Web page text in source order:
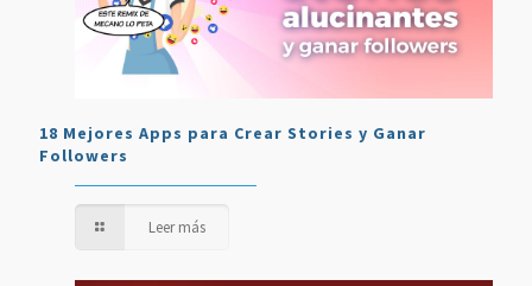
18 Mejores Apps para Crear Stories y Ganar
Followers
Leer más